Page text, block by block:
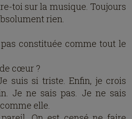
toi sur la musique. Toujours
rien.
constituée comme tout le
cœur ?
suis si triste. Enfin, je crois
Je ne sais pas. Je ne sais
elle.